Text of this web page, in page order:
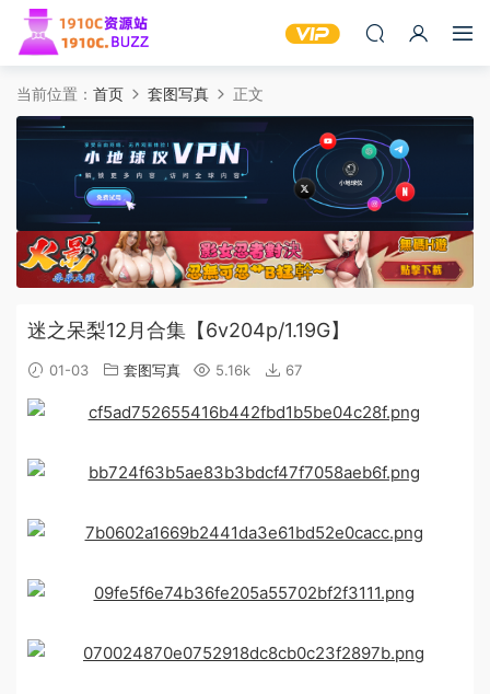
当前位置： 首页 套图写真 正文
迷之呆梨12月合集【6v204p/1.19G】
01-03 套图写真 5.16k 67